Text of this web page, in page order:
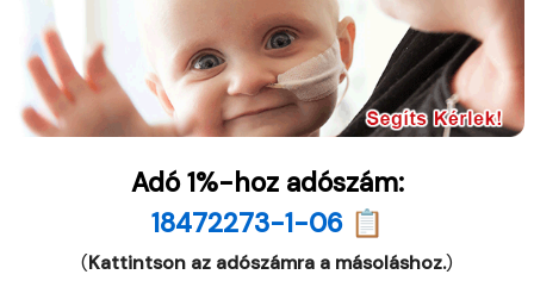
Adó 1%-hoz adószám:
18472273-1-06 📋
(Kattintson az adószámra a másoláshoz.)